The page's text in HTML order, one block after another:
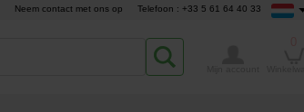
Neem contact met ons op Telefoon : +33 5 61 64 40 33